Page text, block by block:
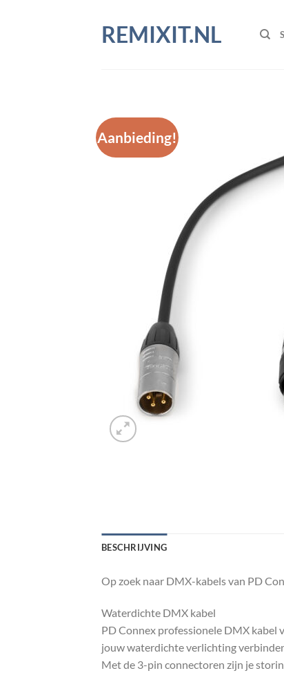
REMIXIT.NL
Aanbieding!
BESCHRIJVING
Op zoek naar DMX-kabels van PD
Waterdichte DMX kabel
PD Connex professionele DMX kabel
jouw waterdichte verlichting
Met de 3-pin connectoren zijn je